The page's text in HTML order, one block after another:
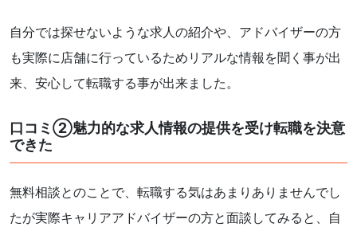
自分では探せないような求人の紹介や、アドバイザーの方
も実際に店舗に行っているためリアルな情報を聞く事が出
来、安心して転職する事が出来ました。
口コミ②魅力的な求人情報の提供を受け転職を決意
できた
無料相談とのことで、転職する気はあまりありませんでし
たが実際キャリアアドバイザーの方と面談してみると、自